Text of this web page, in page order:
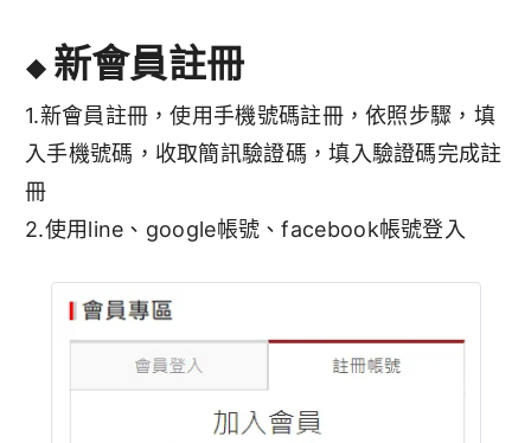
◆ 新會員註冊
1.新會員註冊，使用手機號碼註冊，依照步驟，填
入手機號碼，收取簡訊驗證碼，填入驗證碼完成註
冊
2.使用line、google帳號、facebook帳號登入